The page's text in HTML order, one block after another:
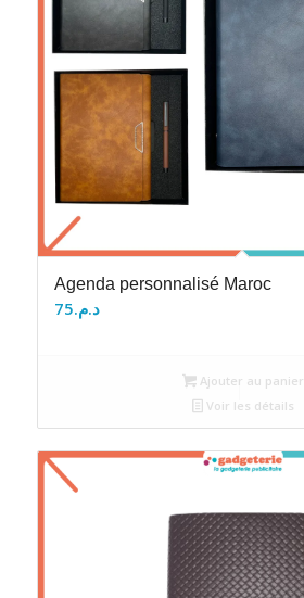
Agenda personnalisé Maroc
د.م.75
Ajouter au panier
Voir les détails